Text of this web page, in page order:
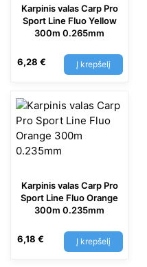
Karpinis valas Carp Pro
Sport Line Fluo Yellow
300m 0.265mm
6,28 € Į krepšelį
Karpinis valas Carp Pro
Sport Line Fluo Orange
300m 0.235mm
6,18 € Į krepšelį